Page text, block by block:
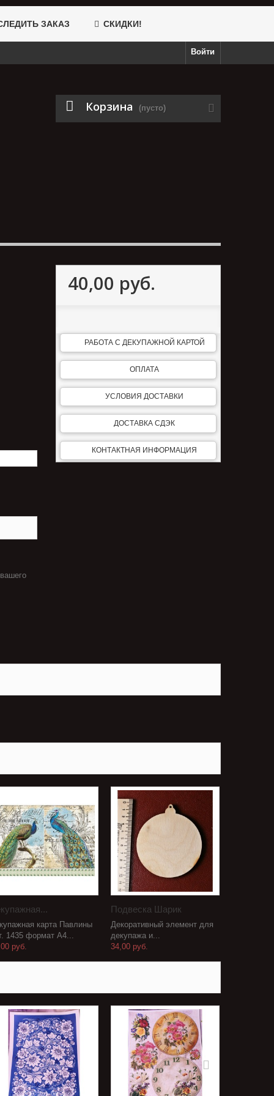
ЗАКАЗ СКИДКИ!
Войти
Корзина (пусто)
40,00 руб.
РАБОТА С ДЕКУПАЖНОЙ КАРТОЙ
ОПЛАТА
УСЛОВИЯ ДОСТАВКИ
ДОСТАВКА СДЭК
КОНТАКТНАЯ ИНФОРМАЦИЯ
карта Павлины
1435 формат А4...
руб.
Подвеска Шарик
Декоративный элемент для
декупажа и...
34,00 руб.